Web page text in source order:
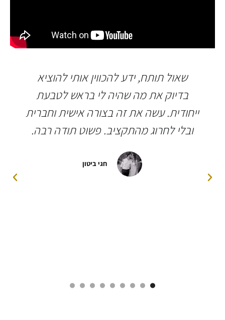
שאול תותח, ידע להכווין אותי להוציא
בדיוק את מה שהיה לי בראש לטבעת
ייחודית. עשה את זה בצורה אישית וחברית
ובלי לחרוג מהתקציב. פשוט תודה רבה.
חגי ביטון